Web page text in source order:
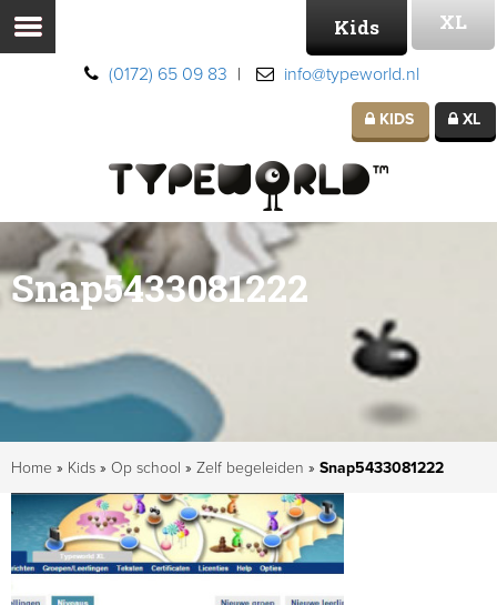
(0172) 65 09 83 | info@typeworld.nl
Kids XL
KIDS XL
Snap5433081222
Home » Kids » Op school » Zelf begeleiden » Snap5433081222